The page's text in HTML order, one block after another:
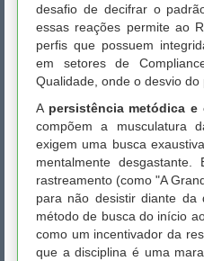
desafio de decifrar o
essas reações permite ao
perfis que possuem
em setores de
Qualidade, onde o desvio do
A persistência metódica
compõem a musculatura
exigem uma busca
mentalmente
rastreamento (como "A
para não desistir diante
método de busca do início
como um incentivador da
que a disciplina é uma